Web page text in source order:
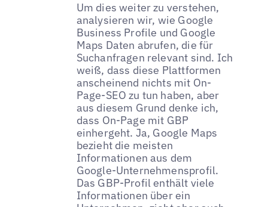
Um dies weiter zu verstehen,
analysieren wir, wie Google
Business Profile und Google
Maps Daten abrufen, die für
Suchanfragen relevant sind. Ich
weiß, dass diese Plattformen
anscheinend nichts mit On-
Page-SEO zu tun haben, aber
aus diesem Grund denke ich,
dass On-Page mit GBP
einhergeht. Ja, Google Maps
bezieht die meisten
Informationen aus dem
Google-Unternehmensprofil.
Das GBP-Profil enthält viele
Informationen über ein